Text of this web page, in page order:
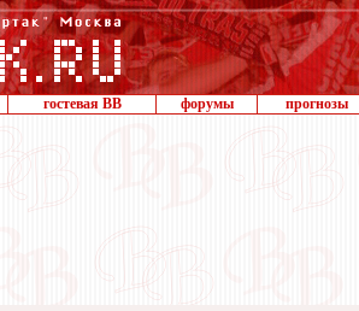
гостевая ВВ форумы прогнозы